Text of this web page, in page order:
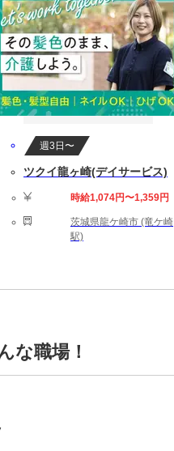
週3日〜
ツクイ龍ヶ崎(デイサービス)
時給1,074円〜1,359円
茨城県龍ケ崎市 (竜ケ崎
駅)
な職場！